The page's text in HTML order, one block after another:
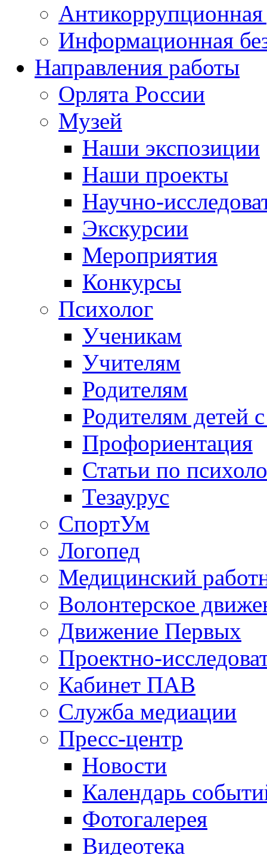
Антикоррупционная
Информационная
Направления работы
Орлята России
Музей
Наши экспозиции
Наши проекты
Научно-
Экскурсии
Мероприятия
Конкурсы
Психолог
Ученикам
Учителям
Родителям
Родителям детей
Профориентация
Статьи по
Тезаурус
СпортУм
Логопед
Медицинский
Волонтерское
Движение Первых
Проектно-
Кабинет ПАВ
Служба медиации
Пресс-центр
Новости
Календарь
Фотогалерея
Видеотека